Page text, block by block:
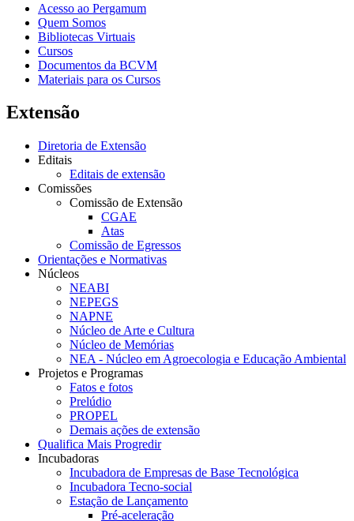
Acesso ao Pergamum
Quem Somos
Bibliotecas Virtuais
Cursos
Documentos da BCVM
Materiais para os Cursos
Extensão
Diretoria de Extensão
Editais
Editais de extensão
Comissões
Comissão de Extensão
CGAE
Atas
Comissão de Egressos
Orientações e Normativas
Núcleos
NEABI
NEPEGS
NAPNE
Núcleo de Arte e Cultura
Núcleo de Memórias
NEA - Núcleo em Agroecologia e Educação Ambiental
Projetos e Programas
Fatos e fotos
Prelúdio
PROPEL
Demais ações de extensão
Qualifica Mais Progredir
Incubadoras
Incubadora de Empresas de Base Tecnológica
Incubadora Tecno-social
Estação de Lançamento
Pré-aceleração